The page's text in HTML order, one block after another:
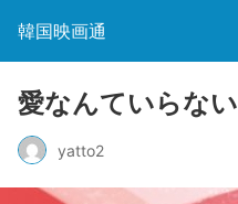
韓国映画通
愛なんていらない
yatto2